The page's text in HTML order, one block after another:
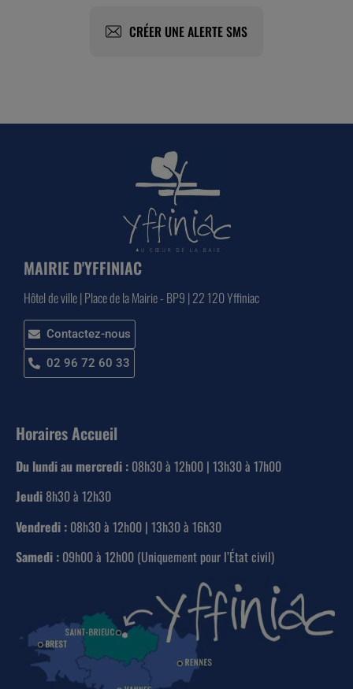
CRÉER UNE ALERTE SMS
MAIRIE D'YFFINIAC
Hôtel de ville | Place de la Mairie - BP9 | 22 120 Yffiniac
Contactez-nous
02 96 72 60 33
Horaires Accueil
Du lundi au mercredi : 08h30 à 12h00 | 13h30 à 17h00
Jeudi 8h30 à 12h30
Vendredi : 08h30 à 12h00 | 13h30 à 16h30
Samedi : 09h00 à 12h00 (Uniquement pour l’État civil)